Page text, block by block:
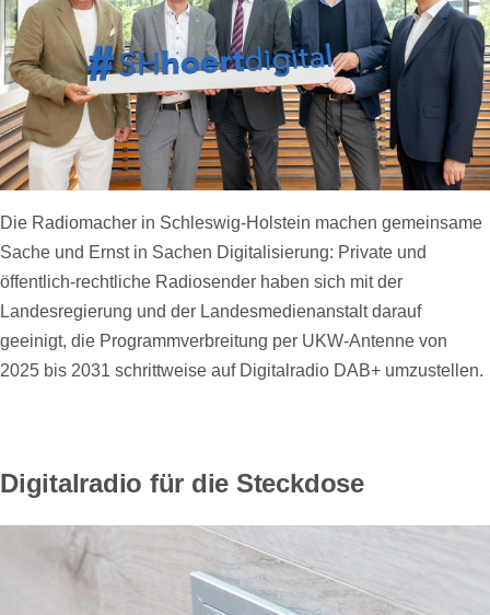
Die Radiomacher in Schleswig-Holstein machen gemeinsame
Sache und Ernst in Sachen Digitalisierung: Private und
öffentlich-rechtliche Radiosender haben sich mit der
Landesregierung und der Landesmedienanstalt darauf
geeinigt, die Programmverbreitung per UKW-Antenne von
2025 bis 2031 schrittweise auf Digitalradio DAB+ umzustellen.
Digitalradio für die Steckdose